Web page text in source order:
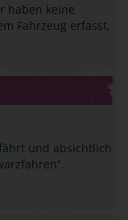
haben keine
Fahrzeug erfasst,
und absichtlich